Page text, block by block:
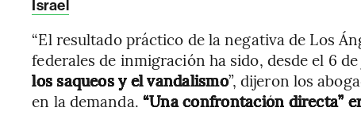
Israel
“El resultado práctico de la negativa de Los
federales de inmigración ha sido, desde el 6
los saqueos y el vandalismo”, dijeron los
en la demanda. “Una confrontación directa”